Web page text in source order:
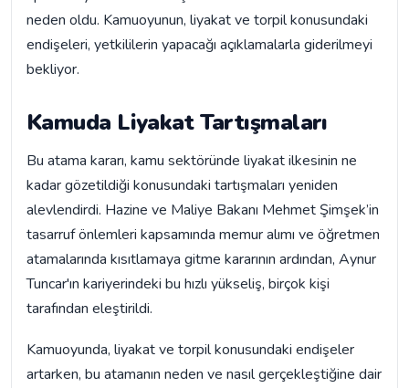
neden oldu. Kamuoyunun, liyakat ve torpil konusundaki
endişeleri, yetkililerin yapacağı açıklamalarla giderilmeyi
bekliyor.
Kamuda Liyakat Tartışmaları
Bu atama kararı, kamu sektöründe liyakat ilkesinin ne
kadar gözetildiği konusundaki tartışmaları yeniden
alevlendirdi. Hazine ve Maliye Bakanı Mehmet Şimşek’in
tasarruf önlemleri kapsamında memur alımı ve öğretmen
atamalarında kısıtlamaya gitme kararının ardından, Aynur
Tuncar'ın kariyerindeki bu hızlı yükseliş, birçok kişi
tarafından eleştirildi.
Kamuoyunda, liyakat ve torpil konusundaki endişeler
artarken, bu atamanın neden ve nasıl gerçekleştiğine dair